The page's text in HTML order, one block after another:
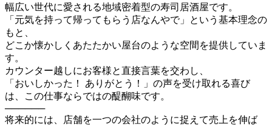
幅広い世代に愛される地域密着型の寿司居酒屋です。
「元気を持って帰ってもらう店なんやで」という基本理念の
もと、
どこか懐かしくあたたかい屋台のような空間を提供していま
す。
カウンター越しにお客様と直接言葉を交わし、
「おいしかった！ ありがとう！」の声を受け取れる喜び
は、この仕事ならではの醍醐味です。
──────
将来的には、店舗を一つの会社のように捉えて売上を伸ば